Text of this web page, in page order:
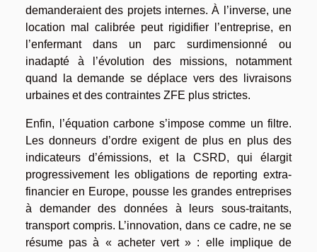
demanderaient des projets internes. À l’inverse, une
location mal calibrée peut rigidifier l’entreprise, en
l’enfermant dans un parc surdimensionné ou
inadapté à l’évolution des missions, notamment
quand la demande se déplace vers des livraisons
urbaines et des contraintes ZFE plus strictes.
Enfin, l’équation carbone s’impose comme un filtre.
Les donneurs d’ordre exigent de plus en plus des
indicateurs d’émissions, et la CSRD, qui élargit
progressivement les obligations de reporting extra-
financier en Europe, pousse les grandes entreprises
à demander des données à leurs sous-traitants,
transport compris. L’innovation, dans ce cadre, ne se
résume pas à « acheter vert » : elle implique de